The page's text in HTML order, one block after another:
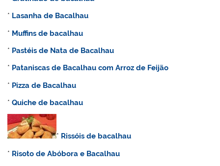
* Lasanha de Bacalhau
* Muffins de bacalhau
* Pastéis de Nata de Bacalhau
* Pataniscas de Bacalhau com Arroz de Feijão
* Pizza de Bacalhau
*Quiche de bacalhau
* Rissóis de bacalhau
* Risoto de Abóbora e Bacalhau